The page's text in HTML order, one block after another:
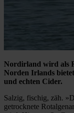
Nordirland wird als
Norden Irlands
und echten Cider.
Salzig, fischig, zäh.
getrocknete